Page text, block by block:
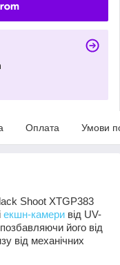
Оплата Умови
Shoot XTGP383
екшн-камери від UV-
його від
від механічних